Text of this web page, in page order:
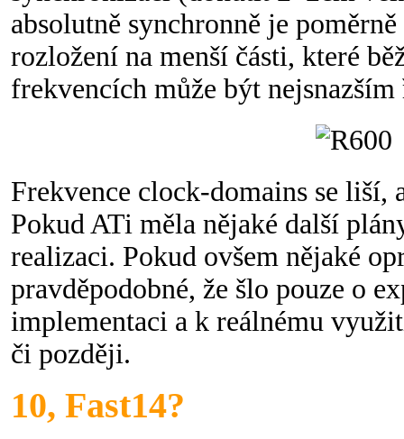
absolutně synchronně je
rozložení na menší části, které
frekvencích může být nejsnazším
Frekvence clock-domains se
Pokud ATi měla nějaké další
realizaci. Pokud ovšem nějaké
pravděpodobné, že šlo pouze o
implementaci a k reálnému
či později.
10, Fast14?